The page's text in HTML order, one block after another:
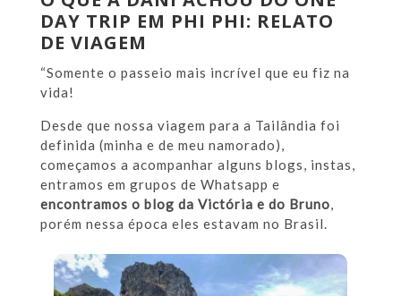
DAY TRIP EM PHI PHI: RELATO
DE VIAGEM
“Somente o passeio mais incrível que eu fiz na
vida!
Desde que nossa viagem para a Tailândia foi
definida (minha e de meu namorado),
começamos a acompanhar alguns blogs, instas,
entramos em grupos de Whatsapp e
encontramos o blog da Victória e do Bruno,
porém nessa época eles estavam no Brasil.